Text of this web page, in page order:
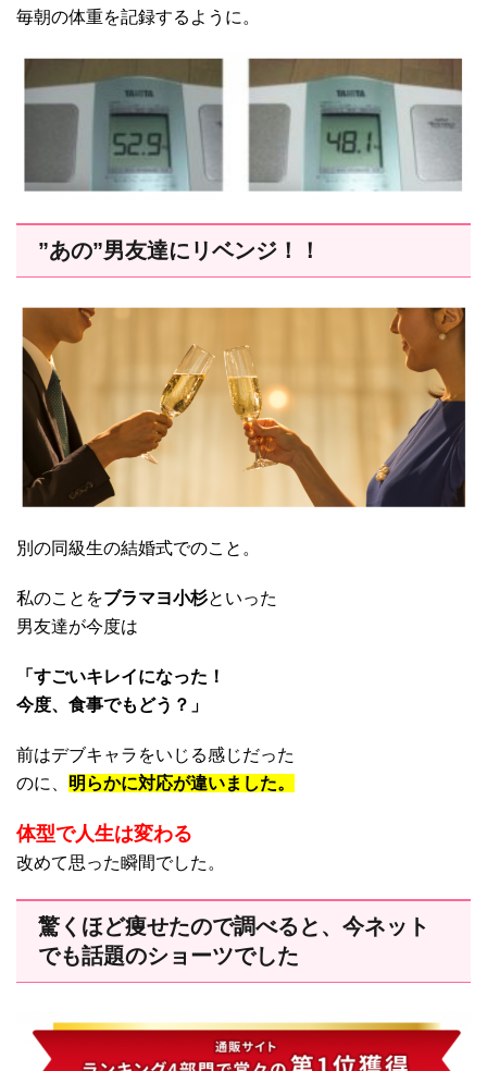
毎朝の体重を記録するように。
”あの”男友達にリベンジ！！
別の同級生の結婚式でのこと。
私のことをブラマヨ小杉といった
男友達が今度は
「すごいキレイになった！
今度、食事でもどう？」
前はデブキャラをいじる感じだった
のに、 明らかに対応が違いました。
体型で人生は変わる
改めて思った瞬間でした。
驚くほど痩せたので調べると、今ネット
でも話題のショーツでした